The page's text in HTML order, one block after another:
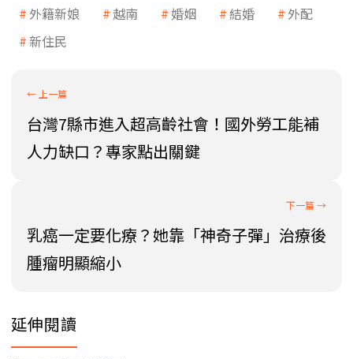
外籍新娘 越南 婚姻 結婚
外配
新住民
台灣7縣市進入超高齡社會！國外勞工能補
人力缺口？專家點出關鍵
乳癌一定要化療？她靠「神奇子彈」治療後
腫瘤明顯縮小
延伸閱讀